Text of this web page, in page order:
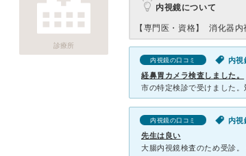
診療所
内視鏡について
【専門医・資格】 消化器内
内視鏡の口コミ 内視
経鼻胃カメラ検査しました。
内視鏡の口コミ 内視
先生は良い